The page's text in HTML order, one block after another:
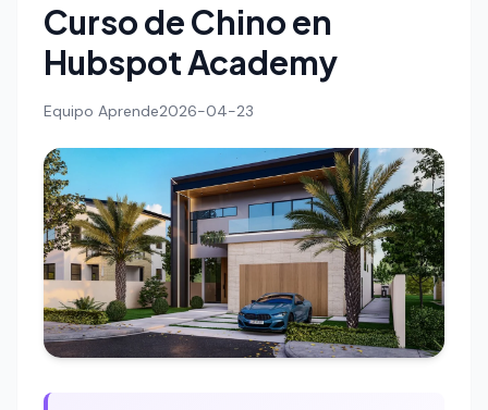
Curso de Chino en
Hubspot Academy
Equipo Aprende2026-04-23